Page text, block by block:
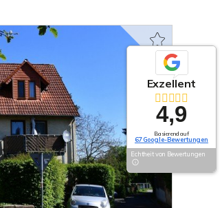
Exzellent
4,9
Basierend auf
67 Google-Bewertungen
Echtheit von Bewertungen